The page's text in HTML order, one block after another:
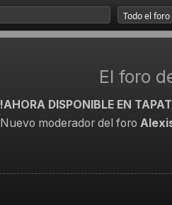
El foro
!AHORA DISPONIBLE EN
Nuevo moderador del foro